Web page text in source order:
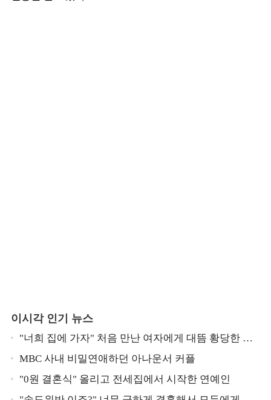
이시각 인기 뉴스
"너희 집에 가자" 처음 만난 여자에게 대뜸 황당한 요
구 했다는 MBC 아나운서
MBC 사내 비밀연애하던 아나운서 커플
"0원 결혼식" 올리고 전세집에서 시작한 연예인